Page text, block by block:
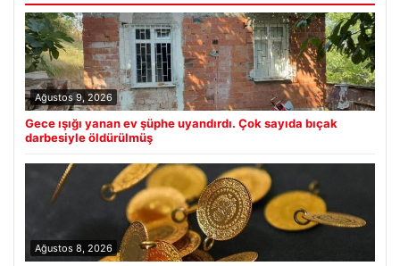
Ağustos 9, 2026
Gece ışığı yanan ev şüphe uyandırdı. Çok sayıda bıçak
darbesiyle öldürülmüş
Ağustos 8, 2026